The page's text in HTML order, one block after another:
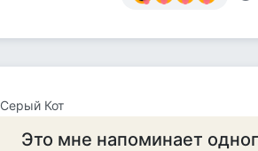
Серый Кот
Это мне напоминает